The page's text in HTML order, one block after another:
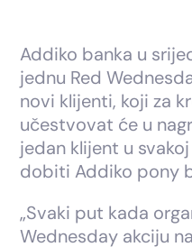
Addiko banka u
jednu Red
novi klijenti, koji za
učestvovat će u
jedan klijent u
dobiti Addiko pony
„Svaki put kada
Wednesday akciju